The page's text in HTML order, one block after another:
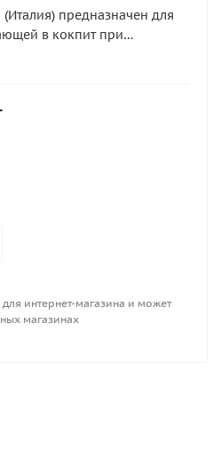
предназначен для
в кокпит при
Он устанавливается
резиновая мембрана
воды только в направлении
отверстия в транце 40мм
интернет-магазина и может
магазинах